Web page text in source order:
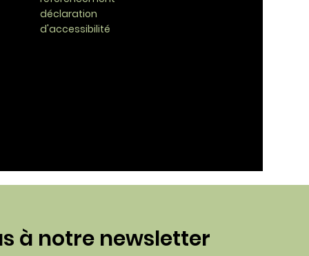
déclaration
d'accessibilité
à notre newsletter